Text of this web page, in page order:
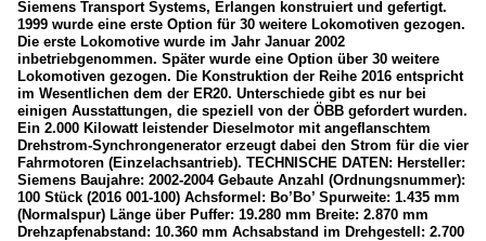
Siemens Transport Systems, Erlangen konstruiert und gefertigt.
1999 wurde eine erste Option für 30 weitere Lokomotiven gezogen.
Die erste Lokomotive wurde im Jahr Januar 2002
inbetriebgenommen. Später wurde eine Option über 30 weitere
Lokomotiven gezogen. Die Konstruktion der Reihe 2016 entspricht
im Wesentlichen dem der ER20. Unterschiede gibt es nur bei
einigen Ausstattungen, die speziell von der ÖBB gefordert wurden.
Ein 2.000 Kilowatt leistender Dieselmotor mit angeflanschtem
Drehstrom-Synchrongenerator erzeugt dabei den Strom für die vier
Fahrmotoren (Einzelachsantrieb). TECHNISCHE DATEN: Hersteller:
Siemens Baujahre: 2002-2004 Gebaute Anzahl (Ordnungsnummer):
100 Stück (2016 001-100) Achsformel: Bo’Bo’ Spurweite: 1.435 mm
(Normalspur) Länge über Puffer: 19.280 mm Breite: 2.870 mm
Drehzapfenabstand: 10.360 mm Achsabstand im Drehgestell: 2.700